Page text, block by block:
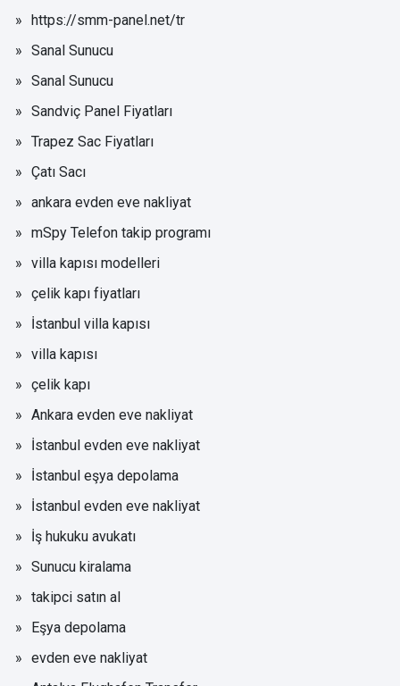
https://smm-panel.net/tr
Sanal Sunucu
Sanal Sunucu
Sandviç Panel Fiyatları
Trapez Sac Fiyatları
Çatı Sacı
ankara evden eve nakliyat
mSpy Telefon takip programı
villa kapısı modelleri
çelik kapı fiyatları
İstanbul villa kapısı
villa kapısı
çelik kapı
Ankara evden eve nakliyat
İstanbul evden eve nakliyat
İstanbul eşya depolama
İstanbul evden eve nakliyat
İş hukuku avukatı
Sunucu kiralama
takipci satın al
Eşya depolama
evden eve nakliyat